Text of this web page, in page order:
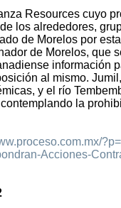
Resources cuyo
los alrededores,
de Morelos por
de Morelos, que
información
al mismo.
y el río
la
Acciones-